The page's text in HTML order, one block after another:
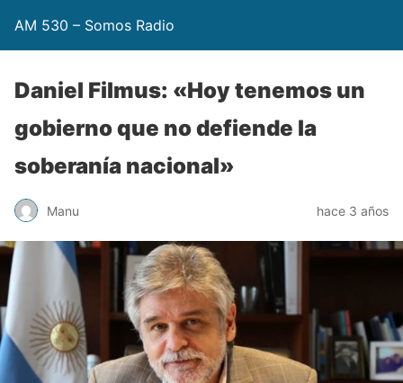
AM 530 – Somos Radio
Daniel Filmus: «Hoy tenemos un
gobierno que no defiende la
soberanía nacional»
Manu hace 3 años